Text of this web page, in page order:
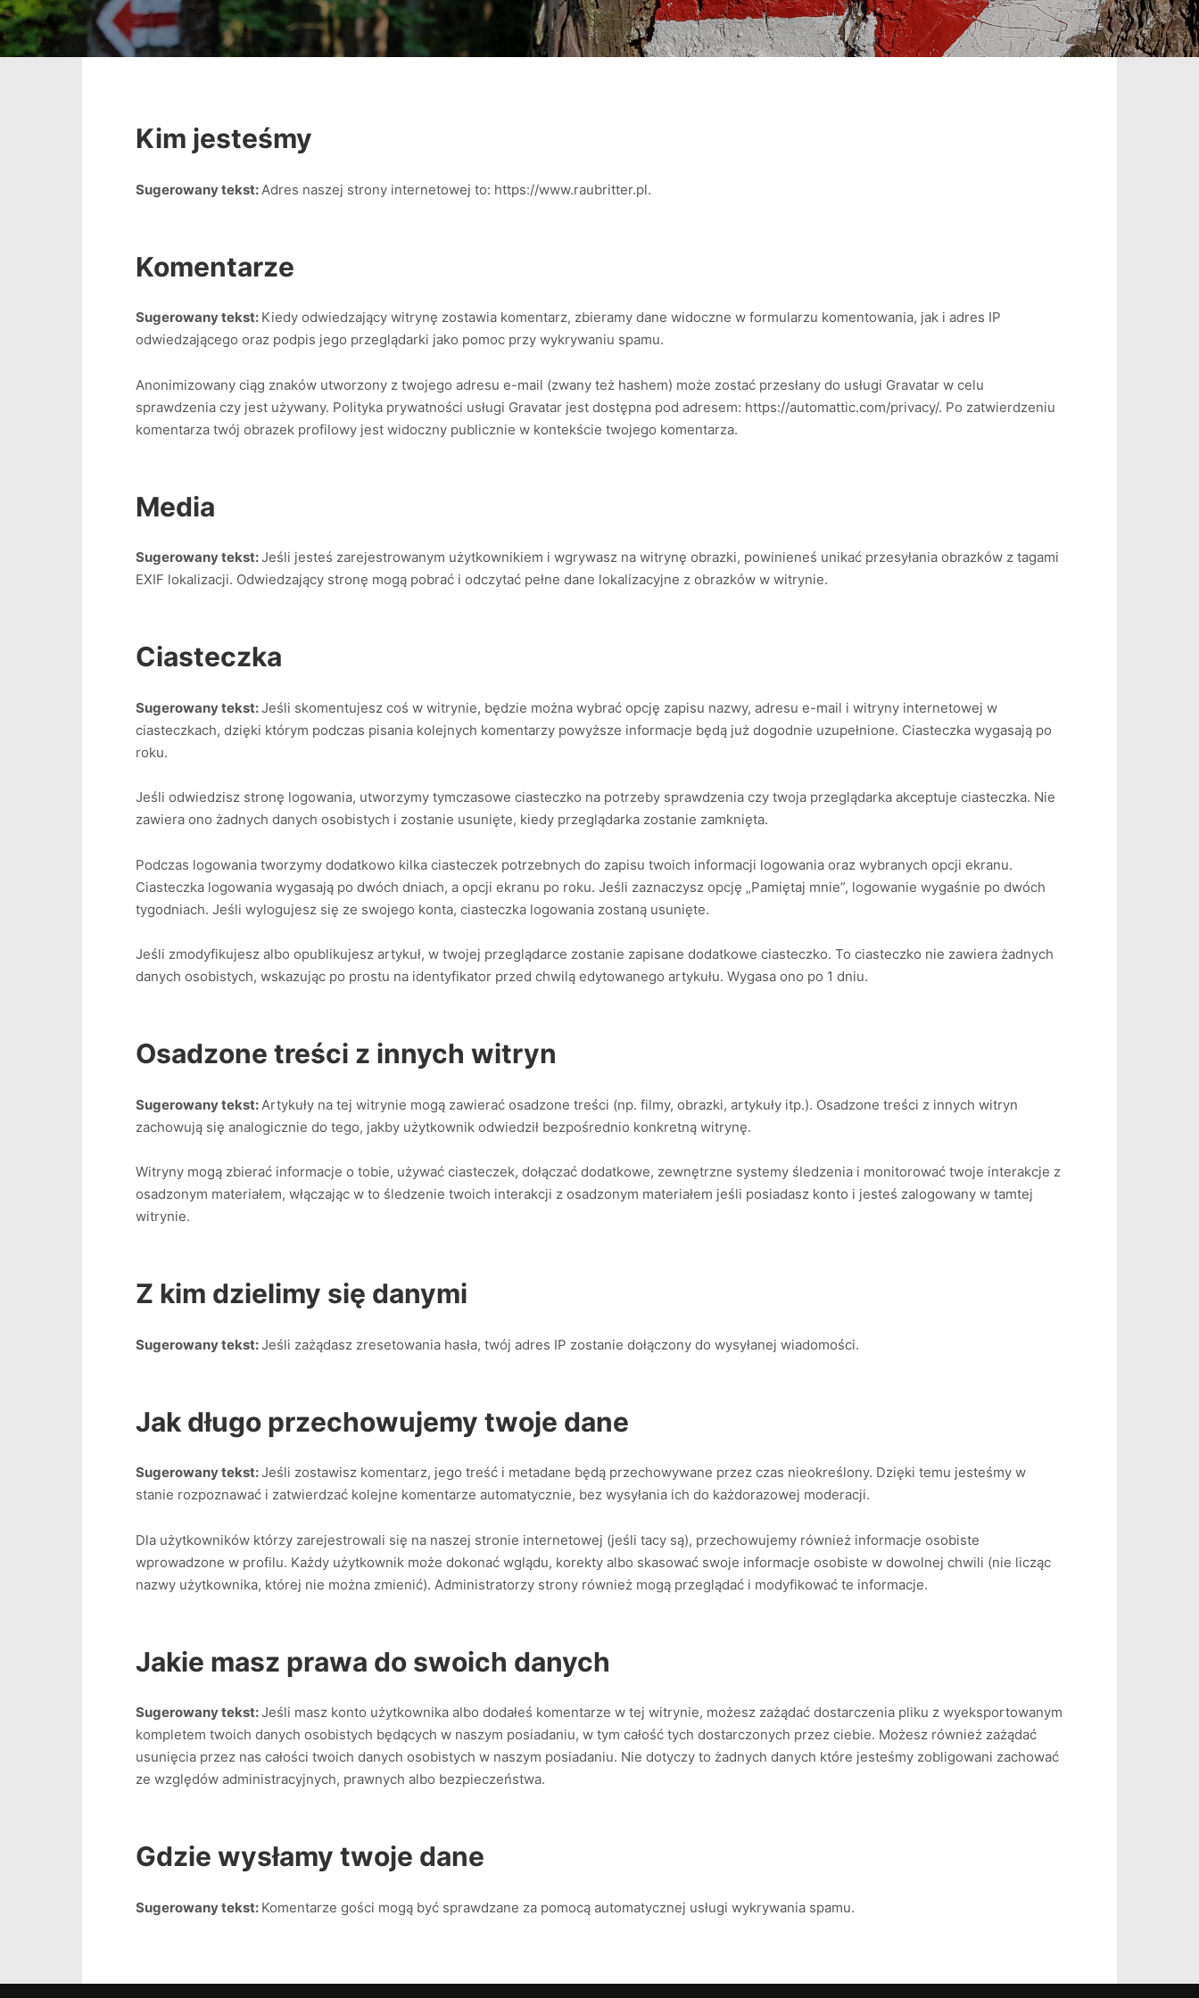
Kim jesteśmy
Sugerowany tekst: Adres naszej strony internetowej to: https://www.raubritter.pl.
Komentarze
Sugerowany tekst: Kiedy odwiedzający witrynę zostawia komentarz, zbieramy dane widoczne w formularzu komentowania, jak i adres IP
odwiedzającego oraz podpis jego przeglądarki jako pomoc przy wykrywaniu spamu.
Anonimizowany ciąg znaków utworzony z twojego adresu e-mail (zwany też hashem) może zostać przesłany do usługi Gravatar w celu
sprawdzenia czy jest używany. Polityka prywatności usługi Gravatar jest dostępna pod adresem: https://automattic.com/privacy/. Po zatwierdzeniu
komentarza twój obrazek profilowy jest widoczny publicznie w kontekście twojego komentarza.
Media
Sugerowany tekst:Jeśli jesteś zarejestrowanym użytkownikiem i wgrywasz na witrynę obrazki, powinieneś unikać przesyłania obrazków z tagami
EXIF lokalizacji. Odwiedzający stronę mogą pobrać i odczytać pełne dane lokalizacyjne z obrazków w witrynie.
Ciasteczka
Sugerowany tekst:Jeśli skomentujesz coś w witrynie, będzie można wybrać opcję zapisu nazwy, adresu e-mail i witryny internetowej w
ciasteczkach, dzięki którym podczas pisania kolejnych komentarzy powyższe informacje będą już dogodnie uzupełnione. Ciasteczka wygasają po
roku.
Jeśli odwiedzisz stronę logowania, utworzymy tymczasowe ciasteczko na potrzeby sprawdzenia czy twoja przeglądarka akceptuje ciasteczka. Nie
zawiera ono żadnych danych osobistych i zostanie usunięte, kiedy przeglądarka zostanie zamknięta.
Podczas logowania tworzymy dodatkowo kilka ciasteczek potrzebnych do zapisu twoich informacji logowania oraz wybranych opcji ekranu.
Ciasteczka logowania wygasają po dwóch dniach, a opcji ekranu po roku. Jeśli zaznaczysz opcję „Pamiętaj mnie”, logowanie wygaśnie po dwóch
tygodniach. Jeśli wylogujesz się ze swojego konta, ciasteczka logowania zostaną usunięte.
Jeśli zmodyfikujesz albo opublikujesz artykuł, w twojej przeglądarce zostanie zapisane dodatkowe ciasteczko. To ciasteczko nie zawiera żadnych
danych osobistych, wskazując po prostu na identyfikator przed chwilą edytowanego artykułu. Wygasa ono po 1 dniu.
Osadzone treści z innych witryn
Sugerowany tekst: Artykuły na tej witrynie mogą zawierać osadzone treści (np. filmy, obrazki, artykuły itp.). Osadzone treści z innych witryn
zachowują się analogicznie do tego, jakby użytkownik odwiedził bezpośrednio konkretną witrynę.
Witryny mogą zbierać informacje o tobie, używać ciasteczek, dołączać dodatkowe, zewnętrzne systemy śledzenia i monitorować twoje interakcje z
osadzonym materiałem, włączając w to śledzenie twoich interakcji z osadzonym materiałem jeśli posiadasz konto i jesteś zalogowany w tamtej
witrynie.
Z kim dzielimy się danymi
Sugerowany tekst:Jeśli zażądasz zresetowania hasła, twój adres IP zostanie dołączony do wysyłanej wiadomości.
Jak długo przechowujemy twoje dane
Sugerowany tekst:Jeśli zostawisz komentarz, jego treść i metadane będą przechowywane przez czas nieokreślony. Dzięki temu jesteśmy w
stanie rozpoznawać i zatwierdzać kolejne komentarze automatycznie, bez wysyłania ich do każdorazowej moderacji.
Dla użytkowników którzy zarejestrowali się na naszej stronie internetowej (jeśli tacy są), przechowujemy również informacje osobiste
wprowadzone w profilu. Każdy użytkownik może dokonać wglądu, korekty albo skasować swoje informacje osobiste w dowolnej chwili (nie licząc
nazwy użytkownika, której nie można zmienić). Administratorzy strony również mogą przeglądać i modyfikować te informacje.
Jakie masz prawa do swoich danych
Sugerowany tekst:Jeśli masz konto użytkownika albo dodałeś komentarze w tej witrynie, możesz zażądać dostarczenia pliku z wyeksportowanym
kompletem twoich danych osobistych będących w naszym posiadaniu, w tym całość tych dostarczonych przez ciebie. Możesz również zażądać
usunięcia przez nas całości twoich danych osobistych w naszym posiadaniu. Nie dotyczy to żadnych danych które jesteśmy zobligowani zachować
ze względów administracyjnych, prawnych albo bezpieczeństwa.
Gdzie wysłamy twoje dane
Sugerowany tekst: Komentarze gości mogą być sprawdzane za pomocą automatycznej usługi wykrywania spamu.